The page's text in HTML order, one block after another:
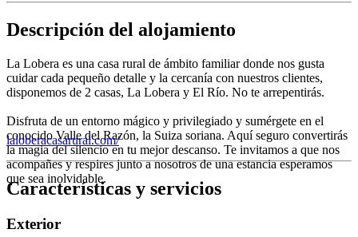
Descripción del alojamiento
La Lobera es una casa rural de ámbito familiar donde nos gusta
cuidar cada pequeño detalle y la cercanía con nuestros clientes,
disponemos de 2 casas, La Lobera y El Río. No te arrepentirás.
Disfruta de un entorno mágico y privilegiado y sumérgete en el
conocido Valle del Razón, la Suiza soriana. Aquí seguro convertirás
la magia del silencio en tu mejor descanso. Te invitamos a que nos
acompañes y respires junto a nosotros de una estancia esperamos
que sea inolvidable.
laloberacasarural.com/
Características y servicios
Exterior